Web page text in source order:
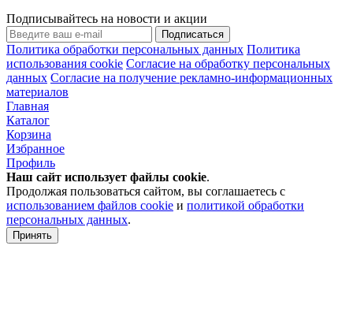
Подписывайтесь на новости и акции
Подписаться
Политика обработки персональных данных Политика
использования cookie Согласие на обработку персональных
данных Согласие на получение рекламно-информационных
материалов
Главная
Каталог
Корзина
Избранное
Профиль
Наш сайт использует файлы cookie.
Продолжая пользоваться сайтом, вы соглашаетесь с
использованием файлов cookie и политикой обработки
персональных данных.
Принять